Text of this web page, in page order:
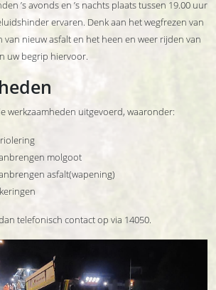
’s avonds en ’s nachts plaats tussen 19.00 uur
ervaren. Denk aan het wegfrezen van
nieuw asfalt en het heen en weer rijden van
uw begrip hiervoor.
werkzaamheden uitgevoerd, waaronder:
molgoot
asfalt(wapening)
telefonisch contact op via 14050.